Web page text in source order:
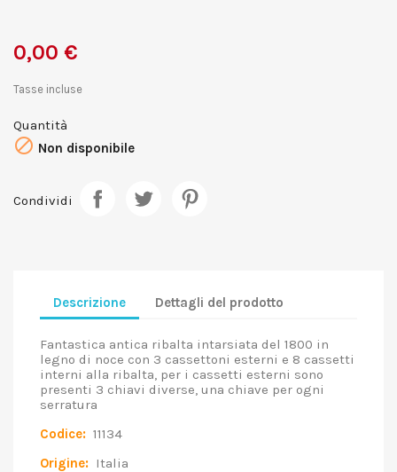
0,00 €
Tasse incluse
Quantità
 Non disponibile
Condividi
Descrizione Dettagli del prodotto
Fantastica antica ribalta intarsiata del 1800 in
legno di noce con 3 cassettoni esterni e 8 cassetti
interni alla ribalta, per i cassetti esterni sono
presenti 3 chiavi diverse, una chiave per ogni
serratura
Codice: 11134
Origine: Italia